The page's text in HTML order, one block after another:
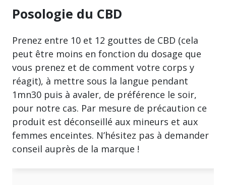
Posologie du CBD
Prenez entre 10 et 12 gouttes de CBD (cela
peut être moins en fonction du dosage que
vous prenez et de comment votre corps y
réagit), à mettre sous la langue pendant
1mn30 puis à avaler, de préférence le soir,
pour notre cas. Par mesure de précaution ce
produit est déconseillé aux mineurs et aux
femmes enceintes. N’hésitez pas à demander
conseil auprès de la marque !